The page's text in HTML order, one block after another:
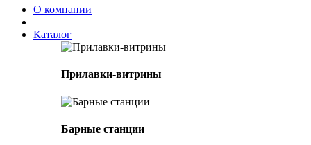
О компании
Каталог
Прилавки-витрины
Барные станции